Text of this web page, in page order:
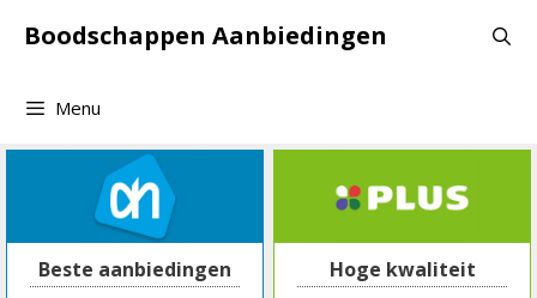
naarBoodschappen Aanbiedingen
Menu
Beste aanbiedingen
Hoge kwaliteit